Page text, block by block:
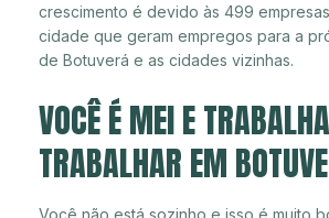
crescimento é devido às 499
cidade que geram empregos para a
de Botuverá e as cidades vizinhas.
VOCÊ É MEI E
TRABALHAR EM
Você não está sozinho e isso é muito